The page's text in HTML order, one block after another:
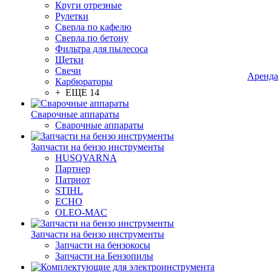
Круги отрезные
Рулетки
Сверла по кафелю
Сверла по бетону
Фильтра для пылесоса
Щетки
Свечи
Карбюраторы
+ ЕЩЕ 14
Сварочные аппараты
Сварочные аппараты
Запчасти на бензо инструменты
HUSQVARNA
Партнер
Патриот
STIHL
ECHO
OLEO-MAC
Запчасти на бензо инструменты
Запчасти на бензокосы
Запчасти на Бензопилы
Аренда